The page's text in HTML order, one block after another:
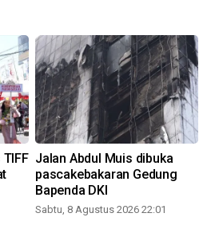
Jalan Abdul Muis dibuka
pascakebakaran Gedung
Bapenda DKI
Sabtu, 8 Agustus 2026 22:01